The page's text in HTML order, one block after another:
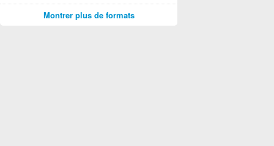
Montrer plus de formats